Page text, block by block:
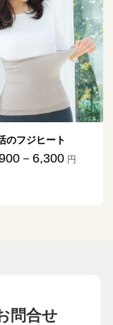
のフジヒート
－6,300 円
問合せ